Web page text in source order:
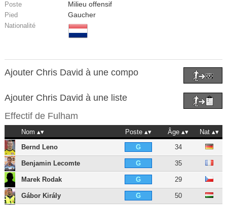
Poste Milieu offensif
Pied Gaucher
Nationalité
Ajouter Chris David à une compo
Ajouter Chris David à une liste
Effectif de Fulham
Nom Poste Âge
Nat
Bernd Leno
G 34
Benjamin Lecomte G 35
Marek Rodak G 29
Gábor Király G 50